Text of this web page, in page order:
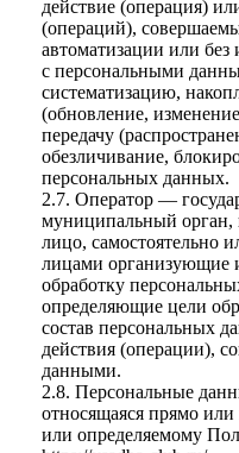
действие (операция)
(операций),
автоматизации или без
с персональными
систематизацию,
(обновление,
передачу
обезличивание,
персональных данных.
2.7. Оператор —
муниципальный орган,
лицо, самостоятельно
лицами организующие
обработку
определяющие цели
состав персональных
действия (операции),
данными.
2.8. Персональные
относящаяся прямо
или определяемому